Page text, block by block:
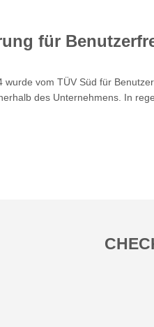
für
wurde vom TÜV Süd für
des Unternehmens. In